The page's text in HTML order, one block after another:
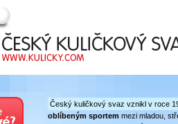
svaz
Český kuličkový svaz vznikl v roce
oblíbeným sportem mezi mladou,